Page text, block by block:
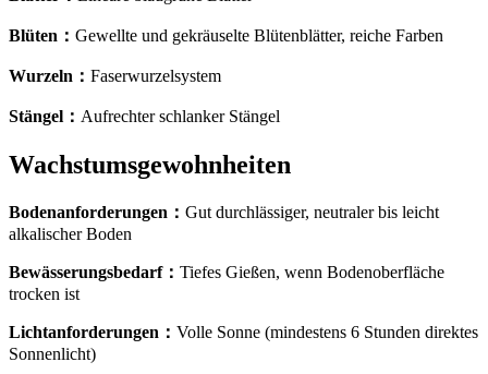
Blüten ： Gewellte und gekräuselte Blütenblätter, reiche Farben
Wurzeln ： Faserwurzelsystem
Stängel ： Aufrechter schlanker Stängel
Wachstumsgewohnheiten
Bodenanforderungen ： Gut durchlässiger, neutraler bis leicht
alkalischer Boden
Bewässerungsbedarf： Tiefes Gießen, wenn Bodenoberfläche
trocken ist
Lichtanforderungen ： Volle Sonne (mindestens 6 Stunden direktes
Sonnenlicht)